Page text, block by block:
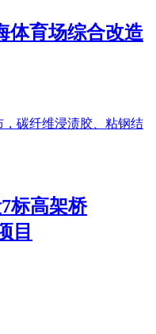
体育场综合改造
碳纤维浸渍胶、粘钢结
标高架桥
目